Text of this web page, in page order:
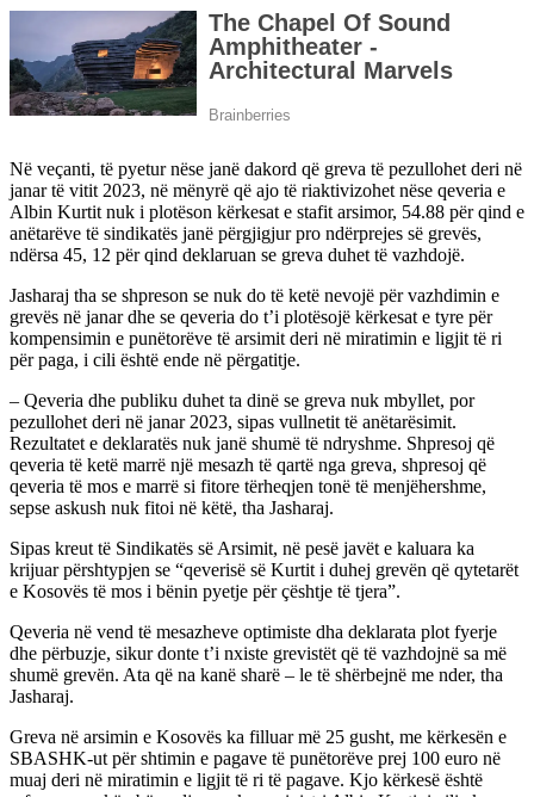
Në veçanti, të pyetur nëse janë dakord që greva të pezullohet deri në
janar të vitit 2023, në mënyrë që ajo të riaktivizohet nëse qeveria e
Albin Kurtit nuk i plotëson kërkesat e stafit arsimor, 54.88 për qind e
anëtarëve të sindikatës janë përgjigjur pro ndërprejes së grevës,
ndërsa 45, 12 për qind deklaruan se greva duhet të vazhdojë.
Jasharaj tha se shpreson se nuk do të ketë nevojë për vazhdimin e
grevës në janar dhe se qeveria do t’i plotësojë kërkesat e tyre për
kompensimin e punëtorëve të arsimit deri në miratimin e ligjit të ri
për paga, i cili është ende në përgatitje.
– Qeveria dhe publiku duhet ta dinë se greva nuk mbyllet, por
pezullohet deri në janar 2023, sipas vullnetit të anëtarësimit.
Rezultatet e deklaratës nuk janë shumë të ndryshme. Shpresoj që
qeveria të ketë marrë një mesazh të qartë nga greva, shpresoj që
qeveria të mos e marrë si fitore tërheqjen tonë të menjëhershme,
sepse askush nuk fitoi në këtë, tha Jasharaj.
Sipas kreut të Sindikatës së Arsimit, në pesë javët e kaluara ka
krijuar përshtypjen se “qeverisë së Kurtit i duhej grevën që qytetarët
e Kosovës të mos i bënin pyetje për çështje të tjera”.
Qeveria në vend të mesazheve optimiste dha deklarata plot fyerje
dhe përbuzje, sikur donte t’i nxiste grevistët që të vazhdojnë sa më
shumë grevën. Ata që na kanë sharë – le të shërbejnë me nder, tha
Jasharaj.
Greva në arsimin e Kosovës ka filluar më 25 gusht, me kërkesën e
SBASHK-ut për shtimin e pagave të punëtorëve prej 100 euro në
muaj deri në miratimin e ligjit të ri të pagave. Kjo kërkesë është